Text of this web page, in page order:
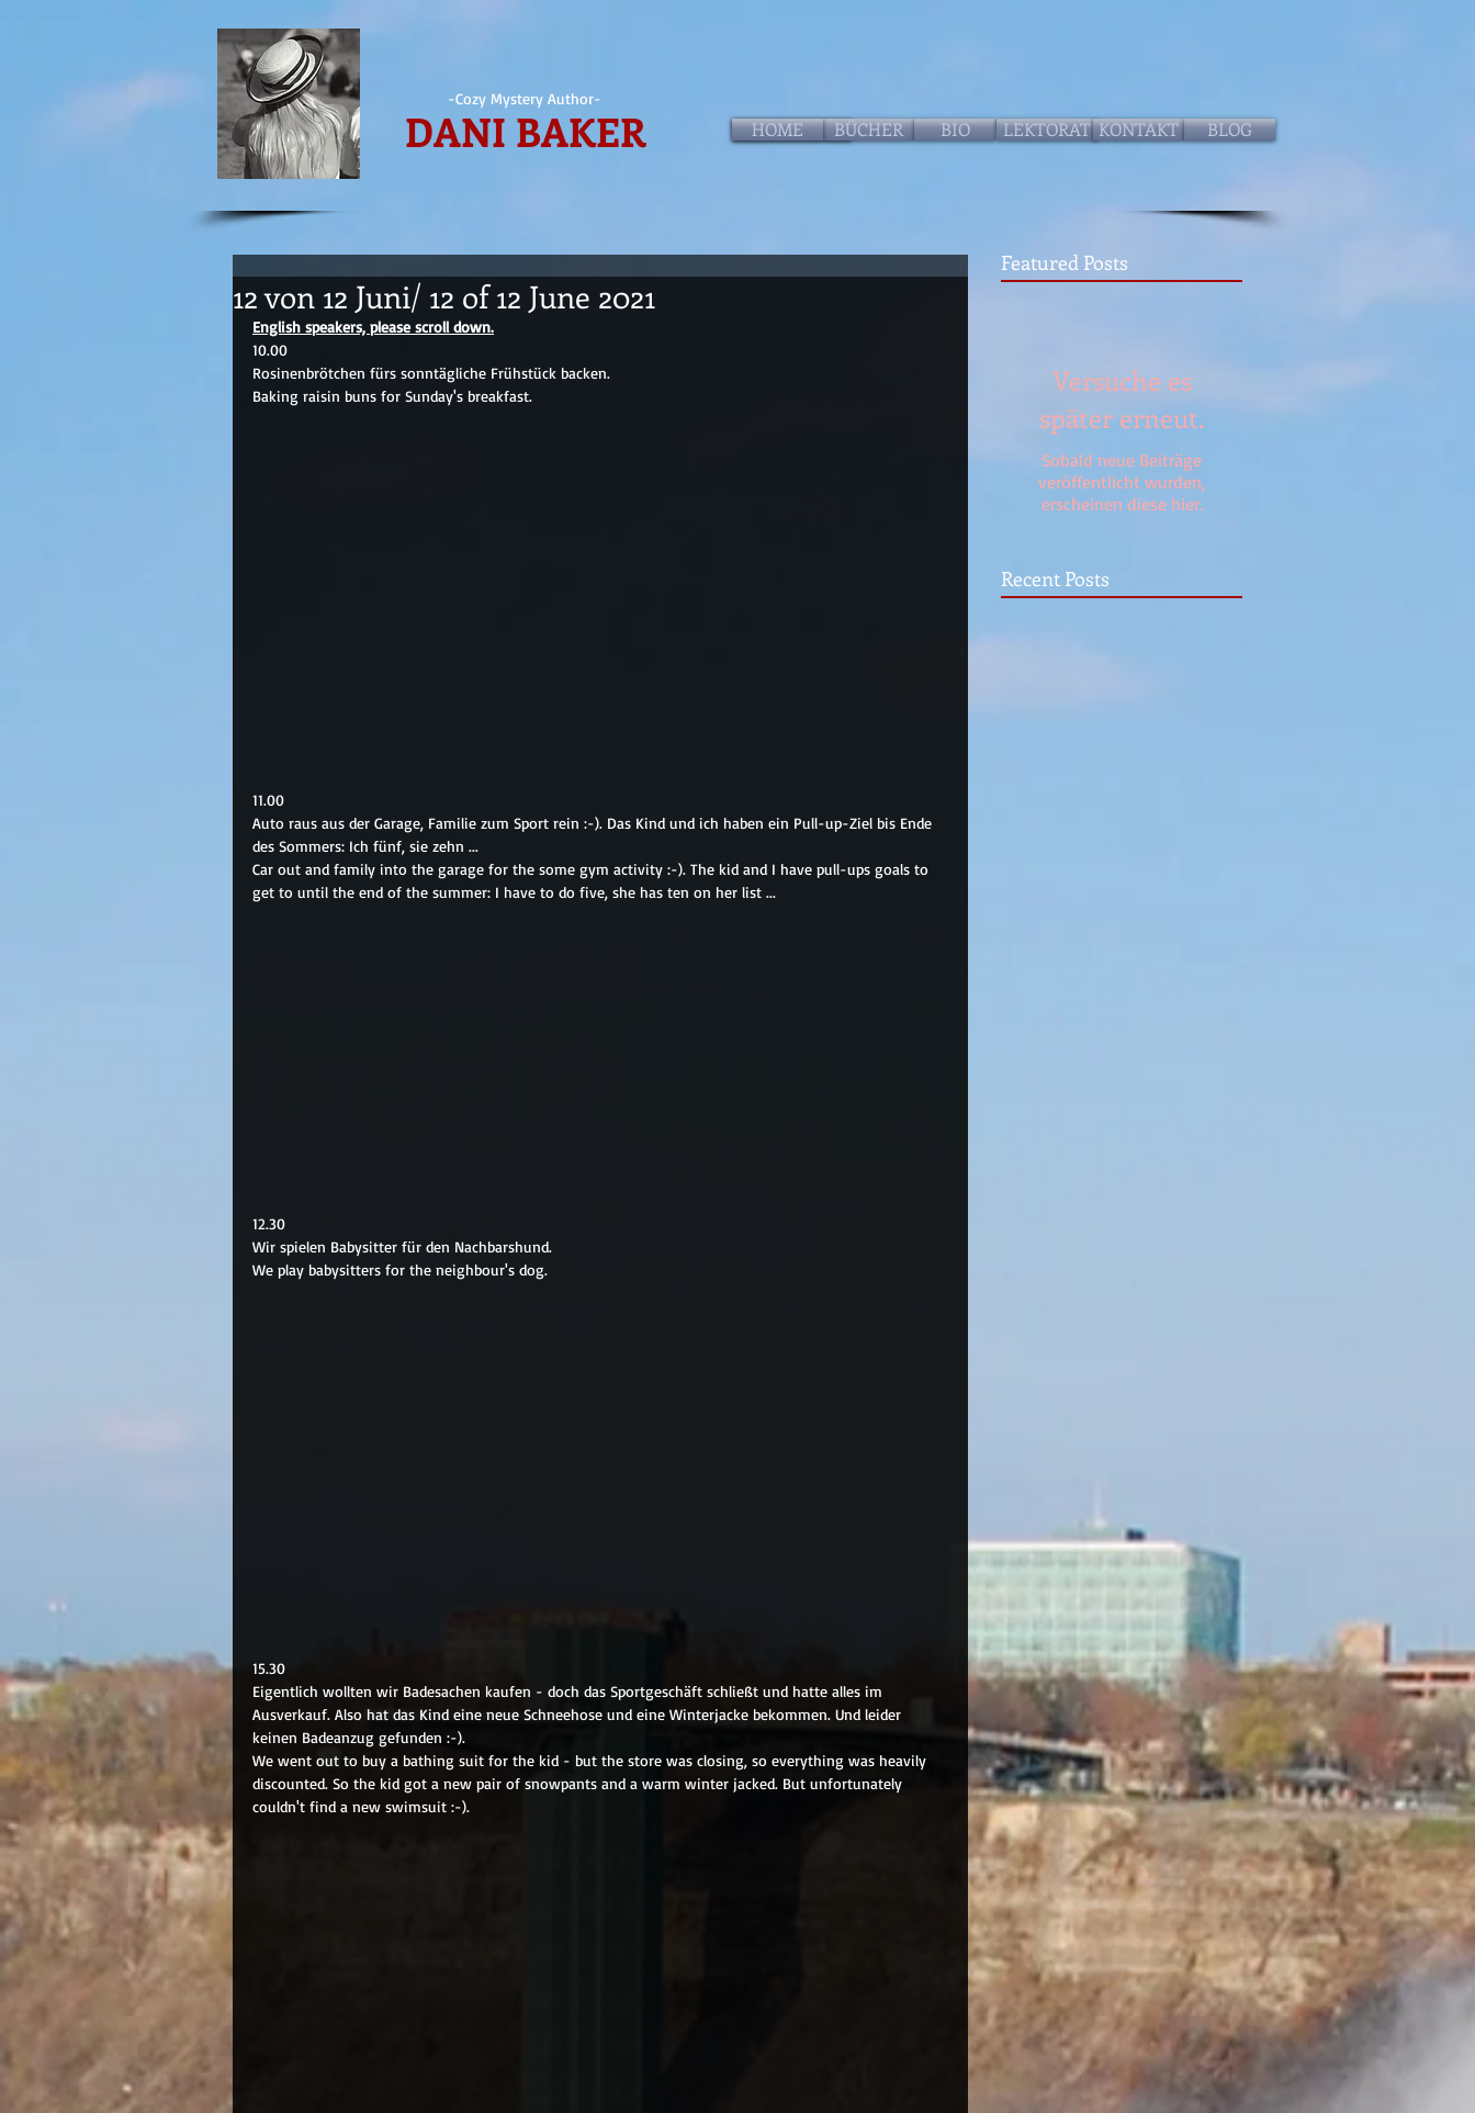
-Cozy Mystery Author-
DANI BAKER HOME BÜCHER
HOME BIO LEKTORAT KONTAKT BLOG
12 von 12 Juni/ 12 of 12 June 2021
English speakers, please scroll down.
10.00
Rosinenbrötchen fürs sonntägliche Frühstück backen.
Baking raisin buns for Sunday's breakfast.
11.00
Auto raus aus der Garage, Familie zum Sport rein :-). Das Kind und ich haben ein Pull-up-Ziel bis Ende
des Sommers: Ich fünf, sie zehn ...
Car out and family into the garage for the some gym activity :-). The kid and I have pull-ups goals to
get to until the end of the summer: I have to do five, she has ten on her list ...
12.30
Wir spielen Babysitter für den Nachbarshund.
We play babysitters for the neighbour's dog.
15.30
Eigentlich wollten wir Badesachen kaufen - doch das Sportgeschäft schließt und hatte alles im
Ausverkauf. Also hat das Kind eine neue Schneehose und eine Winterjacke bekommen. Und leider
keinen Badeanzug gefunden :-).
We went out to buy a bathing suit for the kid - but the store was closing, so everything was heavily
discounted. So the kid got a new pair of snowpants and a warm winter jacked. But unfortunately
couldn't find a new swimsuit :-).
Featured Posts
Versuche es
später erneut.
Sobald neue Beiträge
veröffentlicht wurden,
erscheinen diese hier.
Recent Posts